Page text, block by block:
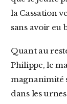
la Cassation
sans avoir eu
Quant au reste de la classe politique, on joue les parangons de vertu démocratique. Édouard
Philippe, le
magnanimité
dans les